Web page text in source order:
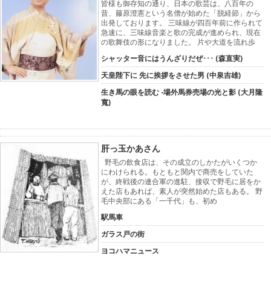
皆様も御存知の通り、日本の歌芸は、八百年の
昔、藤原澄憲という名僧が始めた「脱経節」から
出発しております。 三味線が四百年前に作られて
急速に、三味線音楽と歌の完成が進められ、現在
の歌舞伎の形になりました。 片や大道を流れ歩
シャッター音にはうんざりだぜ･･･ (森直実)
天皇陛下に 先に挨拶をさせた男 (中泉吉雄)
生き馬の眼を読む -場外馬券売場の光と影 (大月隆
寬)
肝っ玉かあさん
野毛の飲食店は、その成立のしかたがいくつか
にわけられる。もともと関内で商売をしていた
が、終戦後の連合軍の進駐、接収で野毛に居をか
えた店もあれば、素人が突然始めた店もある。 野
毛中央部にある「一千代」も、初め
駅馬車
ガラス戸の街
ヨコハマニュース